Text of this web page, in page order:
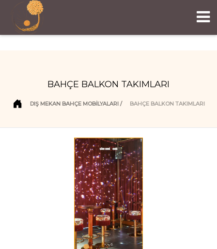
BAHÇE BALKON TAKIMLARI
DIŞ MEKAN BAHÇE MOBILYALARI BAHÇE BALKON TAKIMLARI